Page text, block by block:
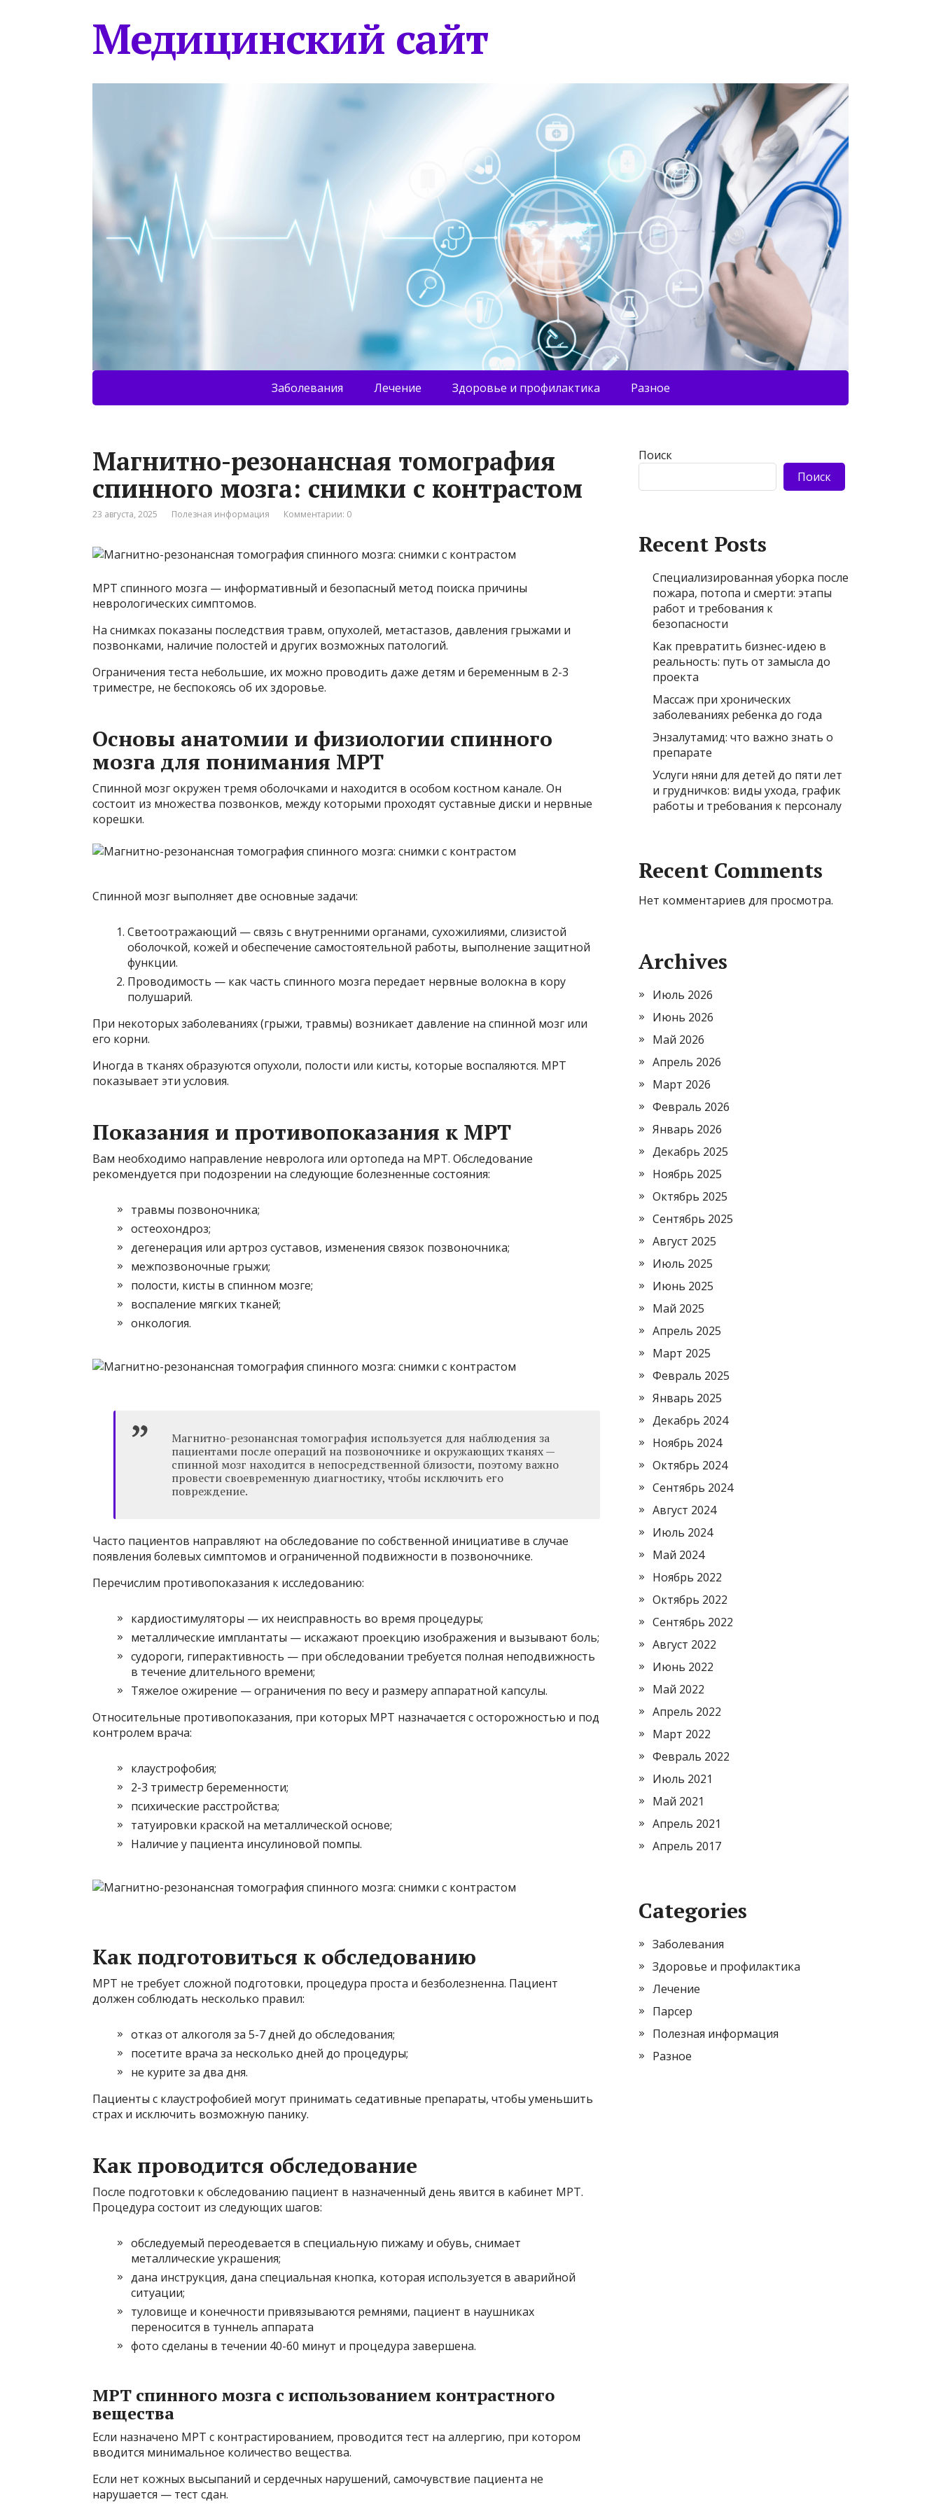
Медицинский сайт
Заболевания Лечение Здоровье и профилактика Разное
Магнитно-резонансная томография
спинного мозга: снимки с контрастом
23 августа, 2025 Полезная информация Комментарии: 0
МРТ спинного мозга — информативный и безопасный метод поиска причины
неврологических симптомов.
На снимках показаны последствия травм, опухолей, метастазов, давления грыжами и
позвонками, наличие полостей и других возможных патологий.
Ограничения теста небольшие, их можно проводить даже детям и беременным в 2-3
триместре, не беспокоясь об их здоровье.
Основы анатомии и физиологии спинного
мозга для понимания МРТ
Спинной мозг окружен тремя оболочками и находится в особом костном канале. Он
состоит из множества позвонков, между которыми проходят суставные диски и нервные
корешки.
Спинной мозг выполняет две основные задачи:
Светоотражающий — связь с внутренними органами, сухожилиями, слизистой
оболочкой, кожей и обеспечение самостоятельной работы, выполнение защитной
функции.
Проводимость — как часть спинного мозга передает нервные волокна в кору
полушарий.
При некоторых заболеваниях (грыжи, травмы) возникает давление на спинной мозг или
его корни.
Иногда в тканях образуются опухоли, полости или кисты, которые воспаляются. МРТ
показывает эти условия.
Показания и противопоказания к МРТ
Вам необходимо направление невролога или ортопеда на МРТ. Обследование
рекомендуется при подозрении на следующие болезненные состояния:
травмы позвоночника;
остеохондроз;
дегенерация или артроз суставов, изменения связок позвоночника;
межпозвоночные грыжи;
полости, кисты в спинном мозге;
воспаление мягких тканей;
онкология.
Магнитно-резонансная томография используется для наблюдения за
пациентами после операций на позвоночнике и окружающих тканях —
спинной мозг находится в непосредственной близости, поэтому важно
провести своевременную диагностику, чтобы исключить его
повреждение.
Часто пациентов направляют на обследование по собственной инициативе в случае
появления болевых симптомов и ограниченной подвижности в позвоночнике.
Перечислим противопоказания к исследованию:
кардиостимуляторы — их неисправность во время процедуры;
металлические имплантаты — искажают проекцию изображения и вызывают боль;
судороги, гиперактивность — при обследовании требуется полная неподвижность
в течение длительного времени;
Тяжелое ожирение — ограничения по весу и размеру аппаратной капсулы.
Относительные противопоказания, при которых МРТ назначается с осторожностью и под
контролем врача:
клаустрофобия;
2-3 триместр беременности;
психические расстройства;
татуировки краской на металлической основе;
Наличие у пациента инсулиновой помпы.
Как подготовиться к обследованию
МРТ не требует сложной подготовки, процедура проста и безболезненна. Пациент
должен соблюдать несколько правил:
отказ от алкоголя за 5-7 дней до обследования;
посетите врача за несколько дней до процедуры;
не курите за два дня.
Пациенты с клаустрофобией могут принимать седативные препараты, чтобы уменьшить
страх и исключить возможную панику.
Как проводится обследование
После подготовки к обследованию пациент в назначенный день явится в кабинет МРТ.
Процедура состоит из следующих шагов:
обследуемый переодевается в специальную пижаму и обувь, снимает
металлические украшения;
дана инструкция, дана специальная кнопка, которая используется в аварийной
ситуации;
туловище и конечности привязываются ремнями, пациент в наушниках
переносится в туннель аппарата
фото сделаны в течении 40-60 минут и процедура завершена.
МРТ спинного мозга с использованием контрастного
вещества
Если назначено МРТ с контрастированием, проводится тест на аллергию, при котором
вводится минимальное количество вещества.
Если нет кожных высыпаний и сердечных нарушений, самочувствие пациента не
нарушается — тест сдан.
Поиск
Поиск
Recent Posts
Специализированная уборка после
пожара, потопа и смерти: этапы
работ и требования к
безопасности
Как превратить бизнес-идею в
реальность: путь от замысла до
проекта
Массаж при хронических
заболеваниях ребенка до года
Энзалутамид: что важно знать о
препарате
Услуги няни для детей до пяти лет
и грудничков: виды ухода, график
работы и требования к персоналу
Recent Comments
Нет комментариев для просмотра.
Archives
Июль 2026
Июнь 2026
Май 2026
Апрель 2026
Март 2026
Февраль 2026
Январь 2026
Декабрь 2025
Ноябрь 2025
Октябрь 2025
Сентябрь 2025
Август 2025
Июль 2025
Июнь 2025
Май 2025
Апрель 2025
Март 2025
Февраль 2025
Январь 2025
Декабрь 2024
Ноябрь 2024
Октябрь 2024
Сентябрь 2024
Август 2024
Июль 2024
Май 2024
Ноябрь 2022
Октябрь 2022
Сентябрь 2022
Август 2022
Июнь 2022
Май 2022
Апрель 2022
Март 2022
Февраль 2022
Июль 2021
Май 2021
Апрель 2021
Апрель 2017
Categories
Заболевания
Здоровье и профилактика
Лечение
Парсер
Полезная информация
Разное